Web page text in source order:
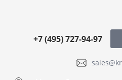
+7 (495) 727-94-97